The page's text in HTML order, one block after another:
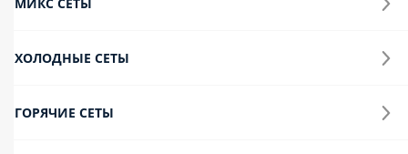
МИКС СЕТЫ
ХОЛОДНЫЕ СЕТЫ
ГОРЯЧИЕ СЕТЫ